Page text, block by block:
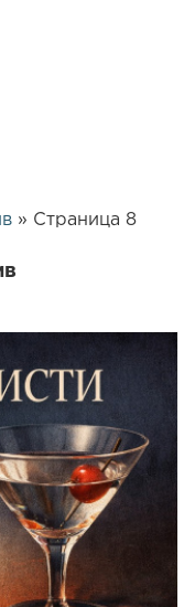
» Страница 8